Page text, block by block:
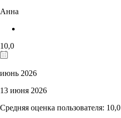
Анна
10,0
июнь 2026
13 июня 2026
Средняя оценка пользователя: 10,0